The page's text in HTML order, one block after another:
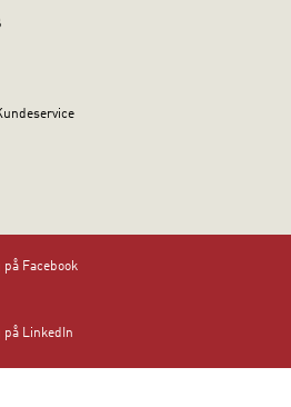
Facebook
på LinkedIn